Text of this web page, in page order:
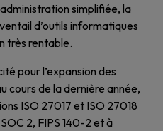
simplifiée, la
d’outils informatiques
très rentable.
pour l’expansion des
cours de la dernière année,
ISO 27017 et ISO 27018
2, FIPS 140-2 et à